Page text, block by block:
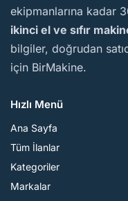
ekipmanlarına kadar
ikinci el ve sıfır
bilgiler, doğrudan
için BirMakine.
Hızlı Menü
Ana Sayfa
Tüm İlanlar
Kategoriler
Markalar